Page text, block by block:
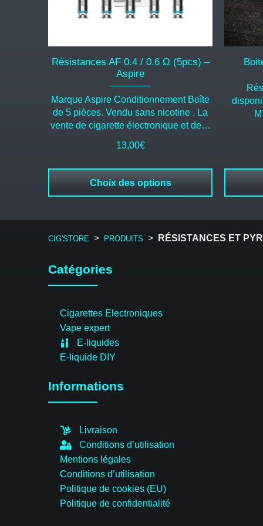
Résistances AF 0.4 / 0.6 Ω (5pcs) –
Aspire
Marque Aspire Conditionnement Boîte
de 5 pièces. Vendu sans nicotine . La
vente de cigarette électronique et de…
13,00€
Choix des options
choisies
produit
choisies
sur
la
page
produit
CIG'STORE > PRODUITS > RÉSISTANCES ET
Catégories
Cigarettes Electroniques
Vape expert
E-liquides
E-liquide DIY
Informations
Livraison
Conditions d’utilisation
Mentions légales
Conditions d’utilisation
Politique de cookies (EU)
Politique de confidentialité